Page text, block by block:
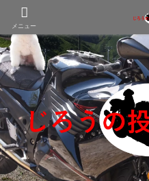
メニュー